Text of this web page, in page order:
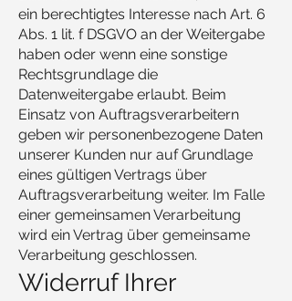
ein berechtigtes Interesse nach Art. 6
Abs. 1 lit. f DSGVO an der Weitergabe
haben oder wenn eine sonstige
Rechtsgrundlage die
Datenweitergabe erlaubt. Beim
Einsatz von Auftragsverarbeitern
geben wir personenbezogene Daten
unserer Kunden nur auf Grundlage
eines gültigen Vertrags über
Auftragsverarbeitung weiter. Im Falle
einer gemeinsamen Verarbeitung
wird ein Vertrag über gemeinsame
Verarbeitung geschlossen.
Widerruf Ihrer